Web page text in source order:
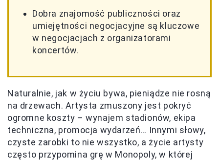
Dobra znajomość publiczności oraz
umiejętności negocjacyjne są kluczowe
w negocjacjach z organizatorami
koncertów.
Naturalnie, jak w życiu bywa, pieniądze nie rosną
na drzewach. Artysta zmuszony jest pokryć
ogromne koszty – wynajem stadionów, ekipa
techniczna, promocja wydarzeń… Innymi słowy,
czyste zarobki to nie wszystko, a życie artysty
często przypomina grę w Monopoly, w której